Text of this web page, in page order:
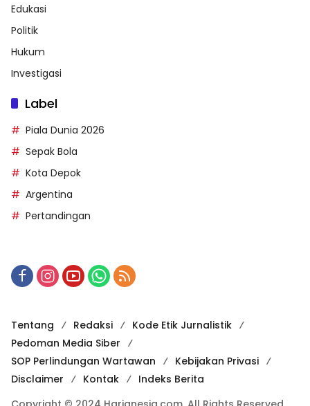
Edukasi
Politik
Hukum
Investigasi
Label
Piala Dunia 2026
Sepak Bola
Kota Depok
Argentina
Pertandingan
Tentang Redaksi
Kode Etik Jurnalistik
Pedoman Media Siber
SOP Perlindungan Wartawan
Kebijakan Privasi
Disclaimer
Kontak
Indeks Berita